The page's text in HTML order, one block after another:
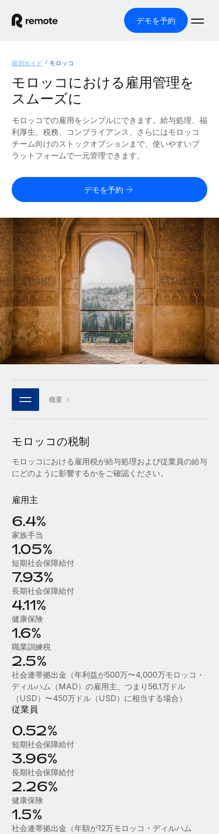
デモを予約
グローバル雇用
グローバル給与処理
コンプライアンス対応の給与処理を手軽に
Employer of Record（EOR）
グローバル展開をコストをかけずに実現
Contractor of Record
世界中の契約社員と法令を遵守して契約
世界中の契約社員をオンボーディングし、管理
PEO
複雑な雇用関連業務を外部委託
インフラ
Remote統合
人事機能をワークフローにシームレスに統合する
プラットフォーム
チームのための人事の基本機能を内蔵
接続 新しい
当社のMCPを使用して、あらゆるAIツールをRemoteに接続
統合
基本的なビジネスツールを活用して業務プロセスを効率化す
専門家に相談
バックグラウンドチェック
候補者の選考プロセスをシンプルに
Compliance Watchtower
コンプライアンスリスクを先回りして対応
デバイス管理
ITデバイスを世界規模で提供・管理
法人設立
法令順守した法人をスピーディに設立
移住・転勤
従業員の異動をスムーズに
福利厚生
従業員の福利厚生を簡単に管理
ソリューション
各国の制度に対応
国別ガイド
/国別のグローバル雇用支援を検索する
Remoteを他社と比較
成長の段階
スタートアップ
成長中の企業向けのアジャイルなグローバルHR・給与処理ソ
リューション
ミッドマーケット
カスタマイズされた人事ソリューションでチームを拡大する
企業
大企業向けのグローバルHR
パートナーに登録
戦略的テクノロジーパートナー
グローバルな人事機能を柔軟に自社プラットフォームへ統合
当社とのパートナーシップの可能性を検討する
Remote Build 近日リリース予定
統合とAI自動化に関するコンサルティング
活用事例
リソース
ツールと計算ツール
従業員コスト計算ツール
契約社員の報酬計算ツール
グローバルな契約社員向けに、通貨オプションと支払スピー
ドを確認する
REMOTEで学習
リサーチおよびガイド
活用事例
HR用語集
チェックリストおよびテンプレート
職務内容ライブラリ
ウェビナー
イベント
ニュースルーム
給与・人材情報
情報センター
サポートを依頼する
すべてのリソースを表示する
ブログ
グローバル給与処理
EORおよびPEO
契約社員管理
税務
ブログを読む
ブログ
Remoteの製品アップデート：GustoとXeroの統合お
よびContractor Management Plus（契約社員管理
業務に最適な人材を採用し、管理し、給与を支給できるようにす
ることです。この数週間で、新しい統合、機能、改良点をリリー
スしました。...
詳細を見る
給与詐欺：種類、事例、ビジネスを守る方法
価格
English
Nederlands
Français
Deutsch
Español
Italiano
Português (Portugal)
日本語
한국어
ログイン
国別ガイド モロッコ
モロッコにおける雇用管理を
スムーズに
モロッコでの雇用をシンプルにできます。給与処理、福
利厚生、税務、コンプライアンス、さらにはモロッコ
チーム向けのストックオプションまで、使いやすいプ
ラットフォームで一元管理できます。
デモを予約
概要
モロッコの税制
モロッコにおける雇用税が給与処理および従業員の給与
にどのように影響するかをご確認ください。
雇用主
6.4%
家族手当
1.05%
短期社会保障給付
7.93%
長期社会保障給付
4.11%
健康保険
1.6%
職業訓練税
2.5%
社会連帯拠出金（年利益が500万〜4,000万モロッコ・
ディルハム（MAD）の雇用主、つまり56.1万ドル
（USD）〜450万ドル（USD）に相当する場合）
従業員
0.52%
短期社会保障給付
3.96%
長期社会保障給付
2.26%
健康保険
1.5%
社会連帯拠出金（年額が12万モロッコ・ディルハム